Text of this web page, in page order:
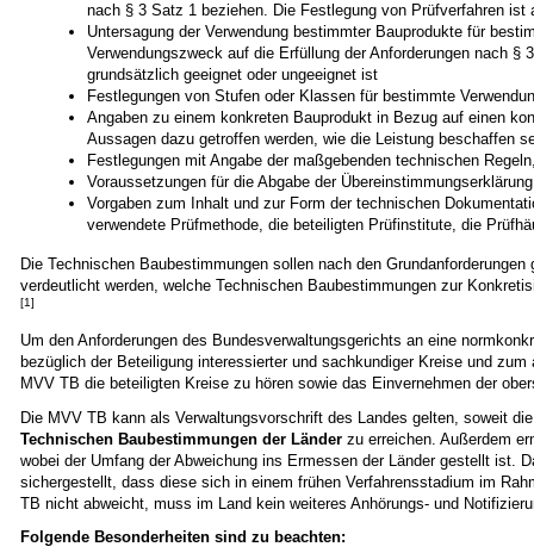
nach § 3 Satz 1 beziehen. Die Festlegung von Prüfverfahren
Untersagung der Verwendung bestimmter Bauprodukte für
Verwendungszweck auf die Erfüllung der Anforderungen nach
grundsätzlich geeignet oder ungeeignet ist
Festlegungen von Stufen oder Klassen für bestimmte
Angaben zu einem konkreten Bauprodukt in Bezug auf einen
Aussagen dazu getroffen werden, wie die Leistung beschaffen
Festlegungen mit Angabe der maßgebenden technischen
Voraussetzungen für die Abgabe der
Vorgaben zum Inhalt und zur Form der technischen
verwendete Prüfmethode, die beteiligten Prüfinstitute, die
Die Technischen Baubestimmungen sollen nach den
verdeutlicht werden, welche Technischen Baubestimmungen zur
[1]
Um den Anforderungen des Bundesverwaltungsgerichts an eine
bezüglich der Beteiligung interessierter und sachkundiger Kreise und
MVV TB die beteiligten Kreise zu hören sowie das Einvernehmen der
Die MVV TB kann als Verwaltungsvorschrift des Landes gelten, soweit
Technischen Baubestimmungen der Länder zu erreichen. Außerdem
wobei der Umfang der Abweichung ins Ermessen der Länder gestellt ist.
sichergestellt, dass diese sich in einem frühen Verfahrensstadium im
TB nicht abweicht, muss im Land kein weiteres Anhörungs- und
Folgende Besonderheiten sind zu beachten: